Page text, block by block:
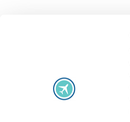
Vluchtproblemen
Vlucht vertraagd